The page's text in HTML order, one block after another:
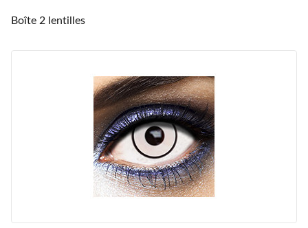
Boîte 2 lentilles